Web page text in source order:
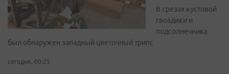
В срезах кустовой
гвоздики и
подсолнечника
был обнаружен западный цветочный трипс
сегодня, 00:25